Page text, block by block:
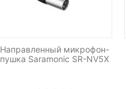
Направленный микрофон-
пушка Saramonic SR-NV5X